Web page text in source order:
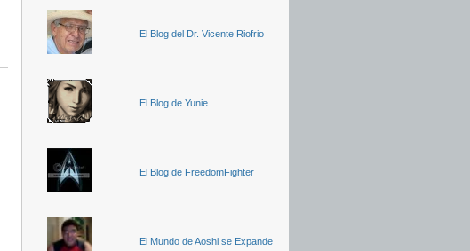
El Blog del Dr. Vicente Riofrio
El Blog de Yunie
El Blog de FreedomFighter
El Mundo de Aoshi se Expande